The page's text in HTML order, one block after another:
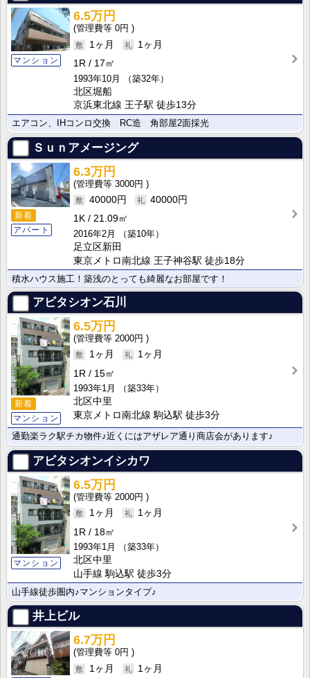
マンション
6.5万円
0円
1ヶ月
1ヶ月
1R
17㎡
1993年10月
（築32年）
北区堀船
京浜東北線 王子駅 徒歩13分
エアコン、IHコンロ交換 RC造 角部屋2面採光
Ｓｕｎアメージング
新着
アパート
6.3万円
3000円
40000円
40000円
1K
21.09㎡
2016年2月
（築10年）
足立区新田
東京メトロ南北線 王子神谷駅 徒歩18分
積水ハウス施工！築浅のとっても綺麗なお部屋です！
アビタシオン石川
新着
マンション
6.5万円
2000円
1ヶ月
1ヶ月
1R
15㎡
1993年1月
（築33年）
北区中里
東京メトロ南北線 駒込駅 徒歩3分
通勤楽ラク駅チカ物件♪近くにはアザレア通り商店会があります♪
アビタシオンイシカワ
マンション
6.5万円
2000円
1ヶ月
1ヶ月
1R
18㎡
1993年1月
（築33年）
北区中里
山手線 駒込駅 徒歩3分
山手線徒歩圏内♪マンションタイプ♪
井上ビル
6.7万円
0円
1ヶ月
1ヶ月